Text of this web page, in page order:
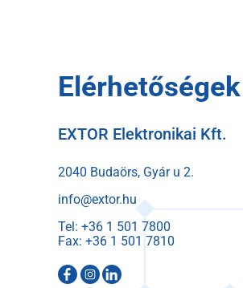
Elérhetőségek
EXTOR Elektronikai Kft.
2040 Budaörs, Gyár u 2.
info@extor.hu
Tel:
Fax: